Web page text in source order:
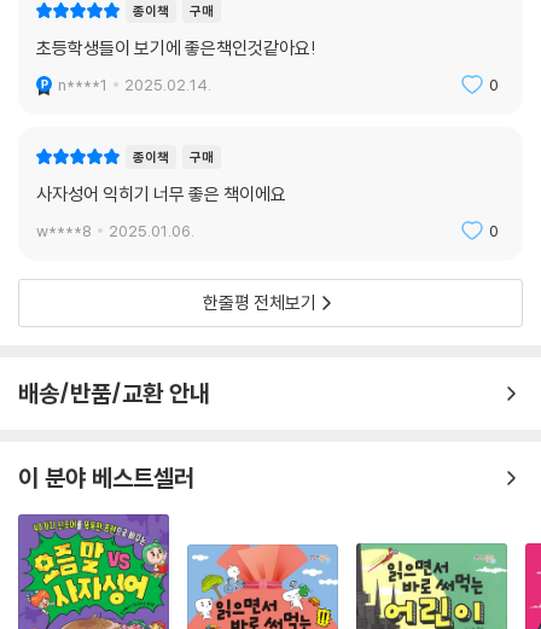
종이책 구매
초등학생들이 보기에 좋은책인것같아요!
n****1 2025.02.14. 0
종이책 구매
사자성어 익히기 너무 좋은 책이에요
w****8 2025.01.06. 0
한줄평 전체보기
배송/반품/교환 안내
이 분야 베스트셀러